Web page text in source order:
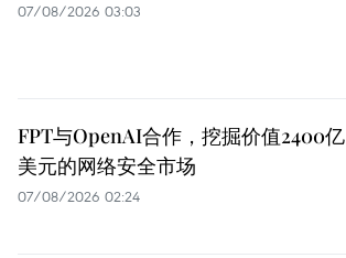
07/08/2026 03:03
FPT与OpenAI合作，挖掘价值2400亿
美元的网络安全市场
07/08/2026 02:24